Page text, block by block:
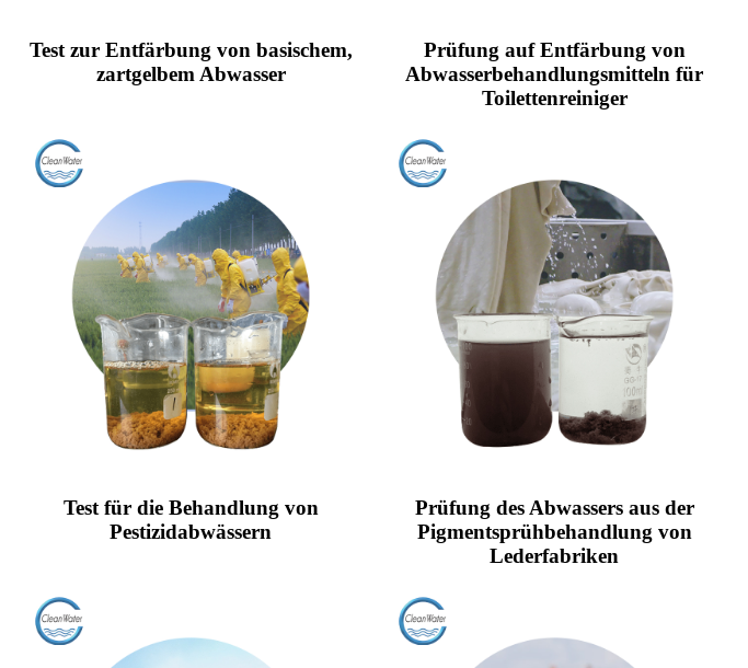
Test zur Entfärbung von basischem,
zartgelbem Abwasser
Prüfung auf Entfärbung von
Abwasserbehandlungsmitteln für
Toilettenreiniger
Test für die Behandlung von
Pestizidabwässern
Prüfung des Abwassers aus der
Pigmentsprühbehandlung von
Lederfabriken